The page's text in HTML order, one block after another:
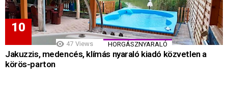
47 Views HORGÁSZNYARALÓ
Jakuzzis, medencés, klímás nyaraló kiadó közvetlen a
körös-parton